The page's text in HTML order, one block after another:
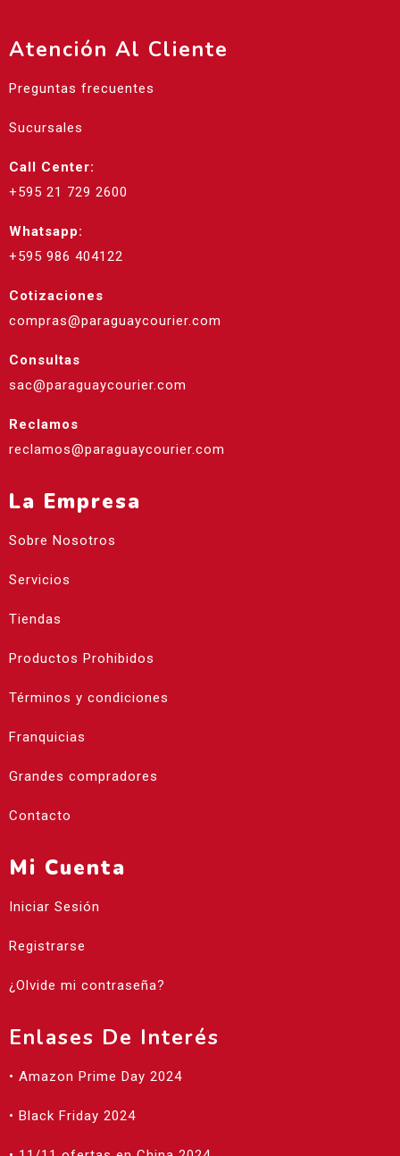
Atención Al Cliente
Preguntas frecuentes
Sucursales
Call Center:
+595 21 729 2600
Whatsapp:
+595 986 404122
Cotizaciones
compras@paraguaycourier.com
Consultas
sac@paraguaycourier.com
Reclamos
reclamos@paraguaycourier.com
La Empresa
Sobre Nosotros
Servicios
Tiendas
Productos Prohibidos
Términos y condiciones
Franquicias
Grandes compradores
Contacto
Mi Cuenta
Iniciar Sesión
Registrarse
¿Olvide mi contraseña?
Enlases De Interés
• Amazon Prime Day 2024
• Black Friday 2024